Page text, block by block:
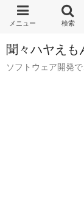
聞々ハヤえも
ソフトウェア開発